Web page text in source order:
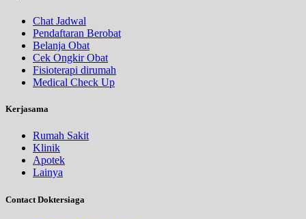
Chat Jadwal
Pendaftaran Berobat
Belanja Obat
Cek Ongkir Obat
Fisioterapi dirumah
Medical Check Up
Kerjasama
Rumah Sakit
Klinik
Apotek
Lainya
Contact Doktersiaga